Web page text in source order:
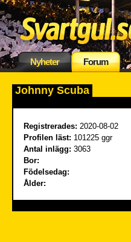
Nyheter Forum
Johnny Scuba
Registrerades: 2020-08-02
Profilen läst: 101225 ggr
Antal inlägg: 3063
Bor:
Födelsedag:
Ålder: